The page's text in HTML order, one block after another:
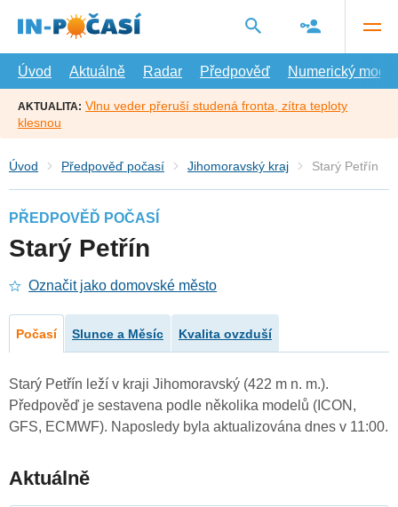
hlavní
Úvod
Aktuálně Radar Předpověď Numerický model
AKTUALITA: Vlnu veder přeruší studená fronta, zítra teploty
klesnou
Úvod Předpověď počasí Jihomoravský kraj Starý Petřín
PŘEDPOVĚĎ POČASÍ
Starý Petřín
Označit jako domovské město
Počasí Slunce a Měsíc Kvalita ovzduší
Starý Petřín leží v kraji Jihomoravský (422 m n. m.).
Předpověď je sestavena podle několika modelů (ICON,
GFS, ECMWF). Naposledy byla aktualizována dnes v 11:00.
Aktuálně